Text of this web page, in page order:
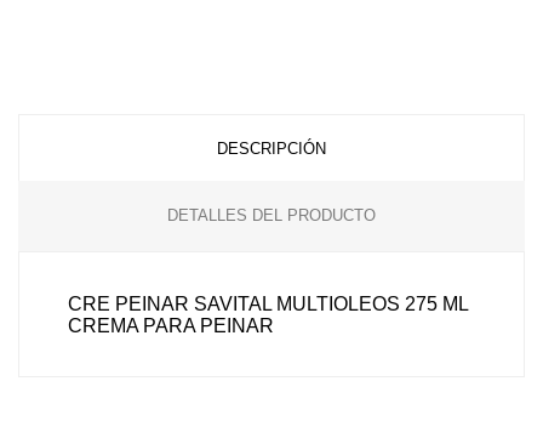
DESCRIPCIÓN
DETALLES DEL PRODUCTO
CRE PEINAR SAVITAL MULTIOLEOS 275 ML
CREMA PARA PEINAR